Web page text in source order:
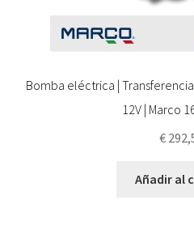
Bomba eléctrica |
12V | Marco
€
Añadir al